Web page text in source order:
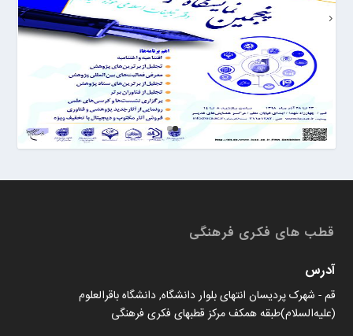
قطب های فکری فرهنگی
آدرس
قم - شهرک پردیسان انتهای بلوار دانشگاه, دانشگاه باقرالعلوم
(علیه‌السلام)طبقه همکف مرکز قطبهای فکری فرهنگی